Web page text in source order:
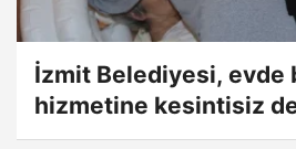
İzmit Belediyesi, evde
hizmetine kesintisiz